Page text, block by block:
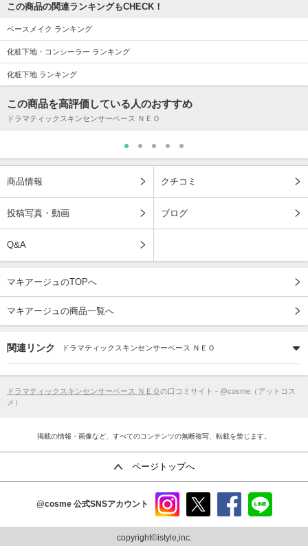
この商品の関連ランキングもCHECK！
ベースメイク ランキング
化粧下地・コンシーラー ランキング
化粧下地 ランキング
この商品を高評価している人のおすすめ
ドラマティックスキンセンサーベース ＮＥＯ
商品情報 クチコミ
投稿写真・動画 ブログ
Q&A
マキアージュのTOPへ
マキアージュの商品一覧へ
関連リンク ドラマティックスキンセンサーベース ＮＥＯ
ドラマティックスキンセンサーベース ＮＥＯの口コミサイト - @cosme（アットコス
メ）
掲載の情報・画像など、すべてのコンテンツの無断複写、転載を禁じます。
ページトップへ
@cosme 公式SNSアカウント
ram
copyright©istyle,inc.